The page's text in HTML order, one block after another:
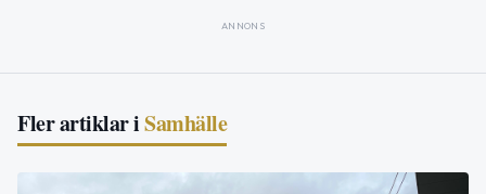
ANNONS
Fler artiklar iSamhälle